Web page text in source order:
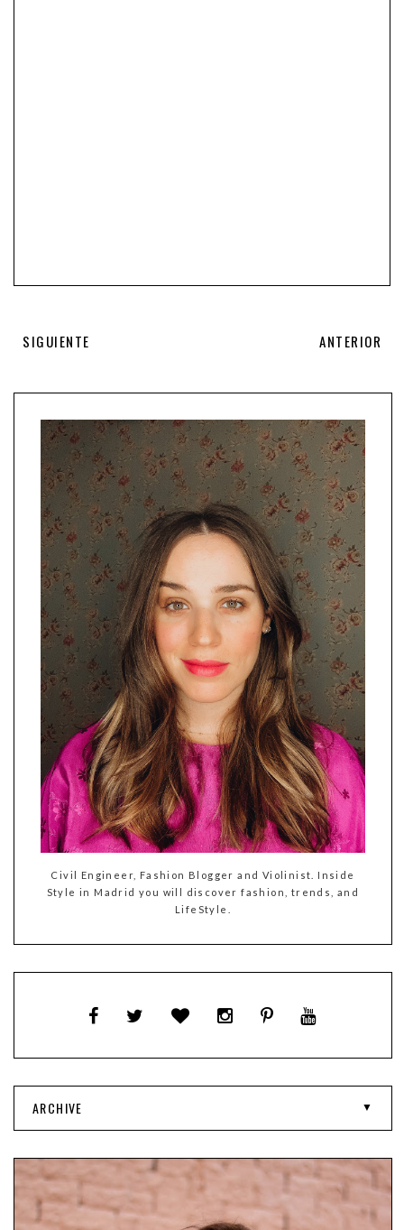
SIGUIENTE ANTERIOR
Civil Engineer, Fashion Blogger and Violinist. Inside
Style in Madrid you will discover fashion, trends, and
LifeStyle.
ARCHIVE